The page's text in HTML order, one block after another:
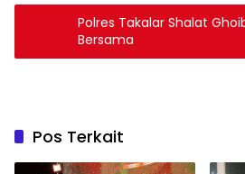
Polres Takalar Shalat
Bersama
Pos Terkait